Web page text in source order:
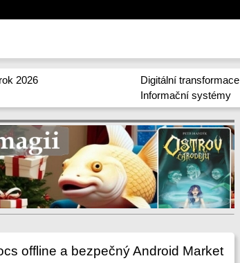
2026
Digitální transformace
Informační systémy
offline a bezpečný Android Market